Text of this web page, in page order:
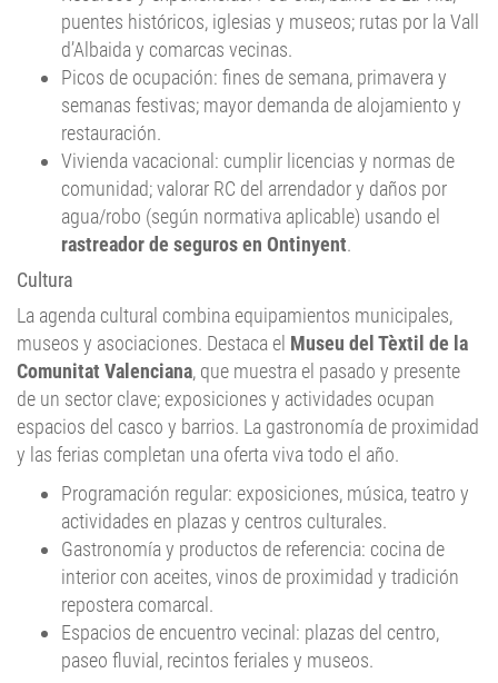
puentes históricos, iglesias y museos; rutas por la Vall
d’Albaida y comarcas vecinas.
Picos de ocupación: fines de semana, primavera y
semanas festivas; mayor demanda de alojamiento y
restauración.
Vivienda vacacional: cumplir licencias y normas de
comunidad; valorar RC del arrendador y daños por
agua/robo (según normativa aplicable) usando el
rastreador de seguros en Ontinyent.
Cultura
La agenda cultural combina equipamientos municipales,
museos y asociaciones. Destaca el Museu del Tèxtil de la
Comunitat Valenciana, que muestra el pasado y presente
de un sector clave; exposiciones y actividades ocupan
espacios del casco y barrios. La gastronomía de proximidad
y las ferias completan una oferta viva todo el año.
Programación regular: exposiciones, música, teatro y
actividades en plazas y centros culturales.
Gastronomía y productos de referencia: cocina de
interior con aceites, vinos de proximidad y tradición
repostera comarcal.
Espacios de encuentro vecinal: plazas del centro,
paseo fluvial, recintos feriales y museos.